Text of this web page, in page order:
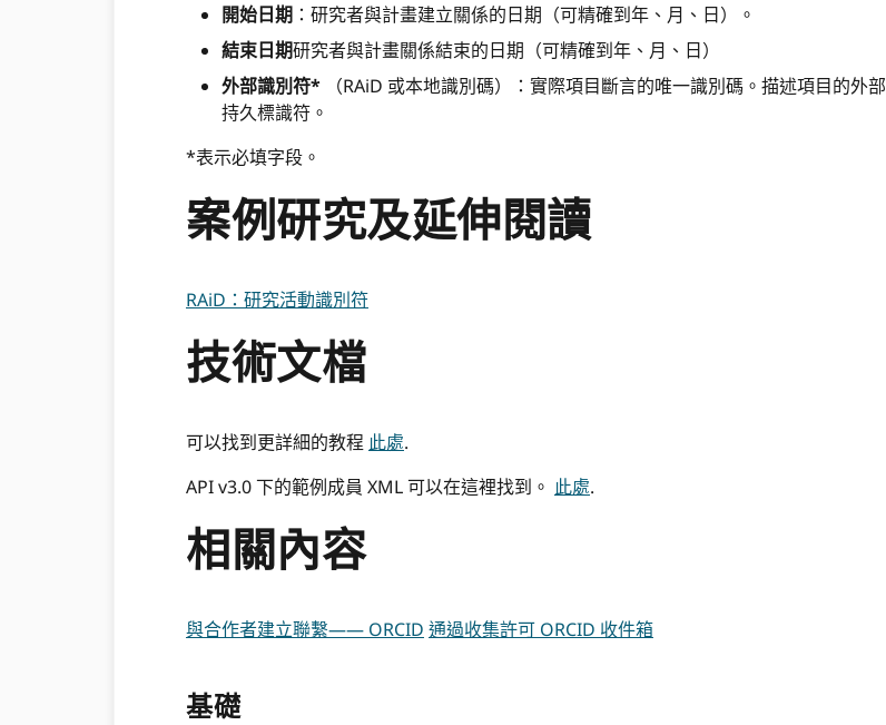
開始日期 ：研究者與計畫建立關係的日期（可精確到年、月、日）。
結束日期研究者與計畫關係結束的日期（可精確到年、月、日）
外部識別符* （RAiD 或本地識別碼）：實際項目斷言的唯一識別碼。描述項目的外部
持久標識符。
*表示必填字段。
案例研究及延伸閱讀
RAiD：研究活動識別符
技術文檔
可以找到更詳細的教程 此處.
API v3.0 下的範例成員 XML 可以在這裡找到。 此處.
相關內容
與合作者建立聯繫—— ORCID 通過收集許可 ORCID 收件箱
基礎